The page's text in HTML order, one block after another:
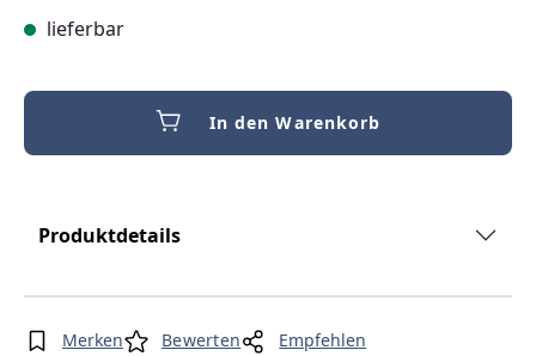
lieferbar
In den Warenkorb
Produktdetails
Merken Bewerten Empfehlen